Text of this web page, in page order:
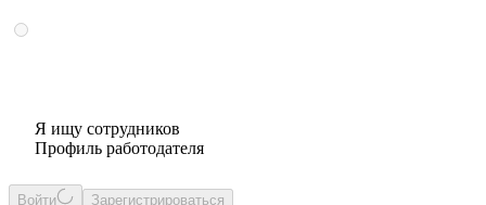
Я ищу сотрудников
Профиль работодателя
Войти Зарегистрироваться